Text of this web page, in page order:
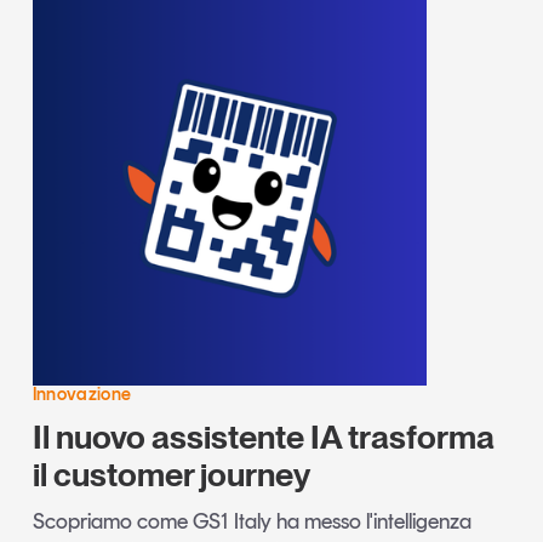
Innovazione
Il nuovo assistente IA trasforma
il customer journey
Scopriamo come GS1 Italy ha messo l'intelligenza